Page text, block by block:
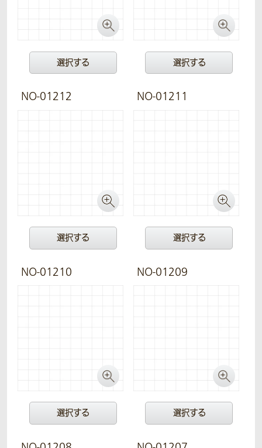
選択する 選択する
NO-01212
選択する
NO-01211
選択する
NO-01210
選択する
NO-01209
選択する